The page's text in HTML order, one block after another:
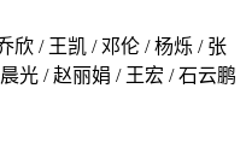
欣 / 王凯 / 邓伦 / 杨烁 / 张
光 / 赵丽娟 / 王宏 / 石云鹏